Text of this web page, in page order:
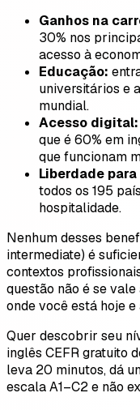
Ganhos na
30% nos
acesso à
Educação:
universitários e
mundial.
Acesso digital:
que é 60% em
que funcionam
Liberdade
todos os 195
hospitalidade.
Nenhum desses
intermediate) é
contextos
questão não é se
onde você está hoje
Quer descobrir seu
inglês CEFR gratuito
leva 20 minutos, dá
escala A1–C2 e não